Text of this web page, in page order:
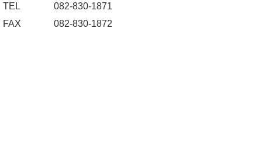
TEL
082-830-1871
FAX
082-830-1872